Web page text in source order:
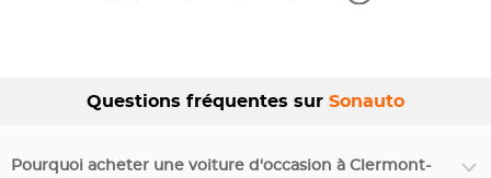
Questions fréquentes sur Sonauto
Pourquoi acheter une voiture d'occasion à Clermont-